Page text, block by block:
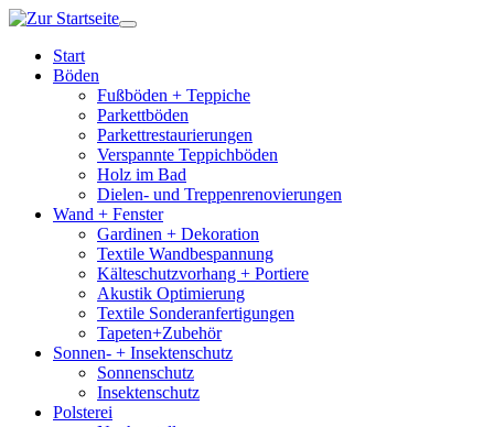
Start
Böden
Fußböden + Teppiche
Parkettböden
Parkettrestaurierungen
Verspannte Teppichböden
Holz im Bad
Dielen- und Treppenrenovierungen
Wand + Fenster
Gardinen + Dekoration
Textile Wandbespannung
Kälteschutzvorhang + Portiere
Akustik Optimierung
Textile Sonderanfertigungen
Tapeten+Zubehör
Sonnen- + Insektenschutz
Sonnenschutz
Insektenschutz
Polsterei